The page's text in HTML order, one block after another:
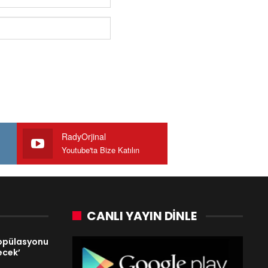
RadyOrjinal
Youtube'ta Bize Katılın
CANLI YAYIN DINLE